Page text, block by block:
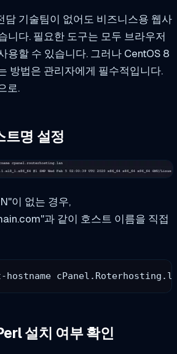
담 기술팀이 없어도 비즈니스용 웹사
니다. 필요한 도구는 모두 브라우저
용할 수 있습니다. 그러나 CentOS 8
방법은 관리자에게 필수적입니다.
로.
트명 설정
이 없는 경우,
과 같이 호스트 이름을 직접
hostname
설치 여부 확인